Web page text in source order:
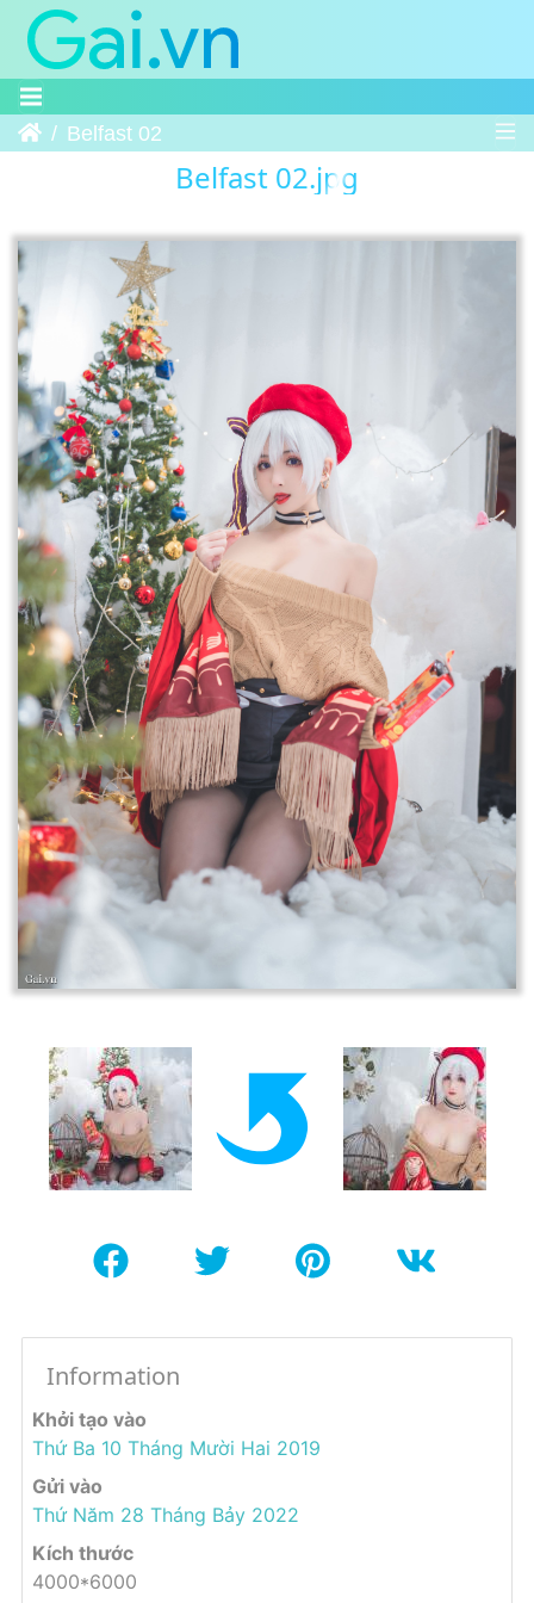
Trang chủBelfast 02
Belfast 02.jpg
Information
Khởi tạo vào
Thứ Ba 10 Tháng Mười Hai 2019
Gửi vào
Thứ Năm 28 Tháng Bảy 2022
Kích thước
4000*6000